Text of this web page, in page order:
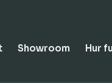
Showroom Hur